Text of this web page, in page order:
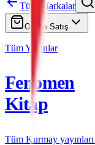
Tüm Markalar
Online Satış
Tüm Yayınlar
Fenomen
Kitap
Tüm Kurmay